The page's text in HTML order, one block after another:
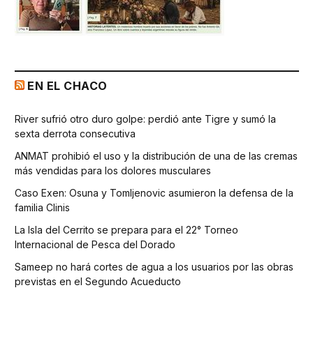
EN EL CHACO
River sufrió otro duro golpe: perdió ante Tigre y sumó la
sexta derrota consecutiva
ANMAT prohibió el uso y la distribución de una de las cremas
más vendidas para los dolores musculares
Caso Exen: Osuna y Tomljenovic asumieron la defensa de la
familia Clinis
La Isla del Cerrito se prepara para el 22° Torneo
Internacional de Pesca del Dorado
Sameep no hará cortes de agua a los usuarios por las obras
previstas en el Segundo Acueducto